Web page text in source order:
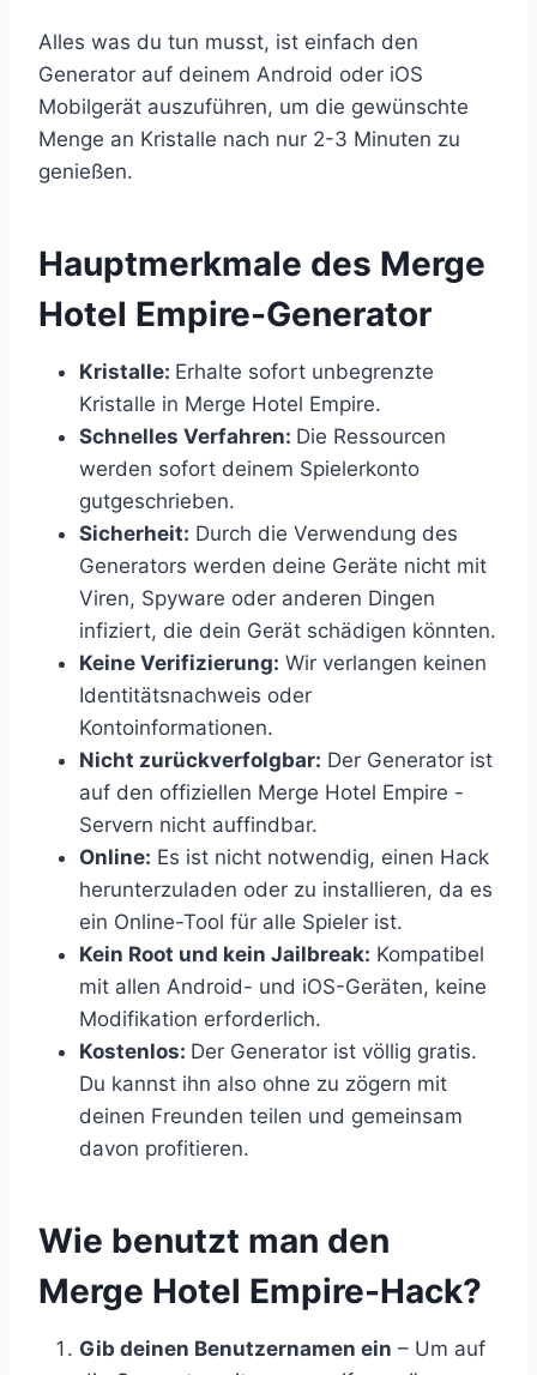
Alles was du tun musst, ist einfach den
Generator auf deinem Android oder iOS
Mobilgerät auszuführen, um die gewünschte
Menge an Kristalle nach nur 2-3 Minuten zu
genießen.
​Hauptmerkmale des Merge
Hotel Empire-Generator
Kristalle: Erhalte sofort unbegrenzte
Kristalle in Merge Hotel Empire.
Schnelles Verfahren: Die Ressourcen
werden sofort deinem Spielerkonto
gutgeschrieben.
Sicherheit: Durch die Verwendung des
Generators werden deine Geräte nicht mit
Viren, Spyware oder anderen Dingen
infiziert, die dein Gerät schädigen könnten.
Keine Verifizierung: Wir verlangen keinen
Identitätsnachweis oder
Kontoinformationen.
Nicht zurückverfolgbar: Der Generator ist
auf den offiziellen Merge Hotel Empire -
Servern nicht auffindbar.
Online: Es ist nicht notwendig, einen Hack
herunterzuladen oder zu installieren, da es
ein Online-Tool für alle Spieler ist.
Kein Root und kein Jailbreak: Kompatibel
mit allen Android- und iOS-Geräten, keine
Modifikation erforderlich.
Kostenlos: Der Generator ist völlig gratis.
Du kannst ihn also ohne zu zögern mit
deinen Freunden teilen und gemeinsam
davon profitieren.
​Wie benutzt man den
Merge Hotel Empire-Hack?
Gib deinen Benutzernamen ein – Um auf